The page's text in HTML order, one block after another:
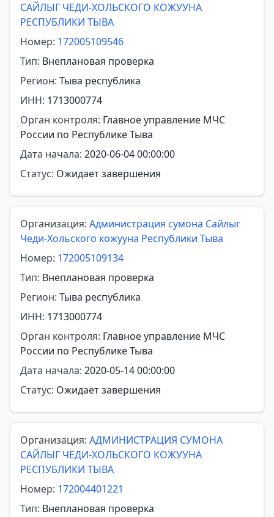
САЙЛЫГ ЧЕДИ-ХОЛЬСКОГО КОЖУУНА
РЕСПУБЛИКИ ТЫВА
Номер: 172005109546
Тип: Внеплановая проверка
Регион: Тыва республика
ИНН: 1713000774
Орган контроля: Главное управление МЧС
России по Республике Тыва
Дата начала: 2020-06-04 00:00:00
Статус: Ожидает завершения
Организация: Администрация сумона Сайлыг
Чеди-Хольского кожууна Республики Тыва
Номер: 172005109134
Тип: Внеплановая проверка
Регион: Тыва республика
ИНН: 1713000774
Орган контроля: Главное управление МЧС
России по Республике Тыва
Дата начала: 2020-05-14 00:00:00
Статус: Ожидает завершения
Организация: АДМИНИСТРАЦИЯ СУМОНА
САЙЛЫГ ЧЕДИ-ХОЛЬСКОГО КОЖУУНА
РЕСПУБЛИКИ ТЫВА
Номер: 172004401221
Тип: Внеплановая проверка